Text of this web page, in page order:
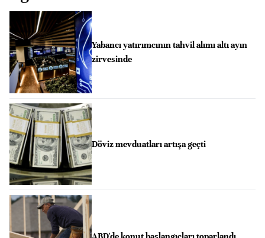
Yabancı yatırımcının tahvil alımı altı ayın
zirvesinde
Döviz mevduatları artışa geçti